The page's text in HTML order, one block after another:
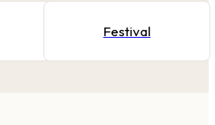
Festival